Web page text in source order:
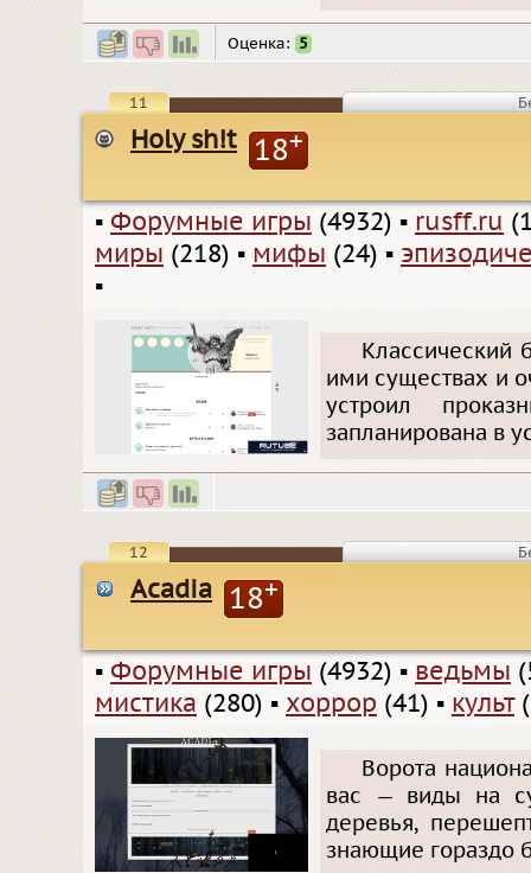
Оценка: 5
11
Holy sh!t 18+
▪ Форумные игры (4932) ▪ rusff.ru
миры (218) ▪ мифы (24) ▪
▪
Классический
ими существах и
устроил
запланирована в
12
Acadia 18+
▪ Форумные игры (4932) ▪ ведьмы
мистика (280) ▪ хоррор (41) ▪ культ
Ворота
вас — виды на
деревья,
знающие гораздо